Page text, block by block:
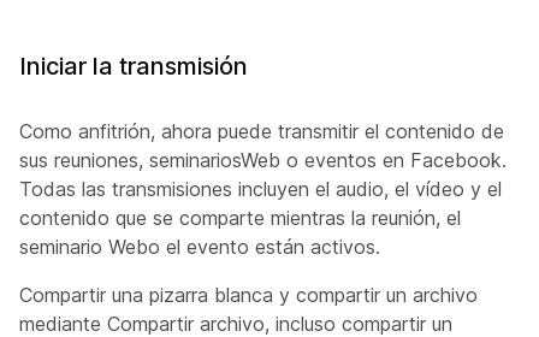
Iniciar la transmisión
Como anfitrión, ahora puede transmitir el contenido de
sus reuniones, seminariosWeb o eventos en Facebook.
Todas las transmisiones incluyen el audio, el vídeo y el
contenido que se comparte mientras la reunión, el
seminario Webo el evento están activos.
Compartir una pizarra blanca y compartir un archivo
mediante Compartir archivo, incluso compartir un